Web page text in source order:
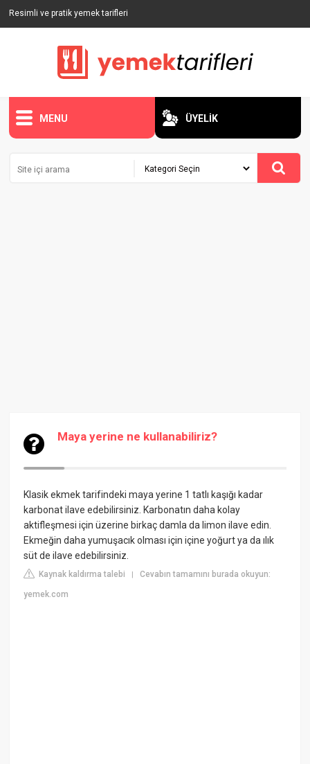
Resimli ve pratik yemek tarifleri
MENU ÜYELİK
Maya yerine ne kullanabiliriz?
Klasik ekmek tarifindeki maya yerine 1 tatlı kaşığı kadar
karbonat ilave edebilirsiniz. Karbonatın daha kolay
aktifleşmesi için üzerine birkaç damla da limon ilave edin.
Ekmeğin daha yumuşacık olması için içine yoğurt ya da ılık
süt de ilave edebilirsiniz.
Kaynak kaldırma talebi |Cevabın tamamını burada okuyun:
yemek.com